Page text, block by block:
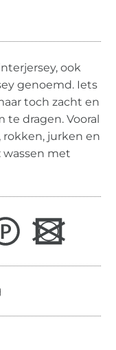
ook
genoemd. Iets
toch zacht en
te dragen. Vooral
rokken, jurken en
wassen met